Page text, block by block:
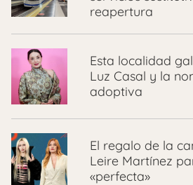
reapertura
Esta localidad
Luz Casal y la
adoptiva
El regalo de la
Leire Martínez
«perfecta»